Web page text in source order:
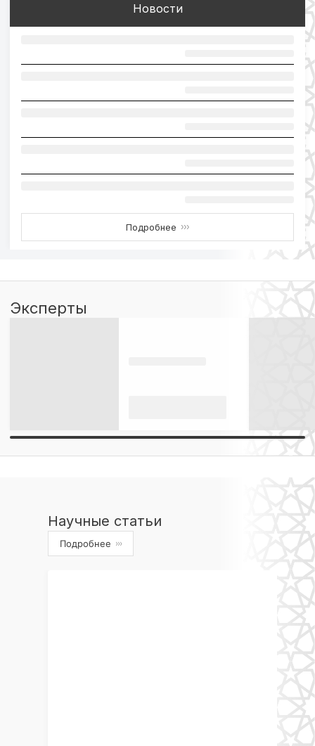
Новости
Подробнее ›››
Эксперты
Научные статьи
Подробнее ›››